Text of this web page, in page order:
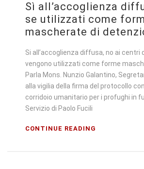
Sì all’accoglienza
se utilizzati come
mascherate di
Si all’accoglienza diffusa, no ai centri
vengono utilizzati come forme
Parla Mons. Nunzio Galantino,
alla vigilia della firma del protocollo
corridoio umanitario per i profughi in
Servizio di Paolo Fucili
CONTINUE READING